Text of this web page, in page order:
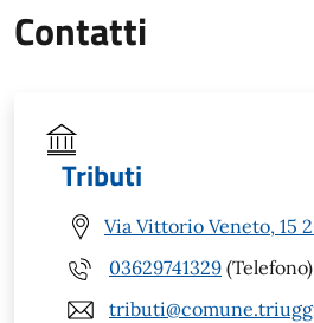
Contatti
Tributi
Via Vittorio Veneto, 15
03629741329 (Telefono)